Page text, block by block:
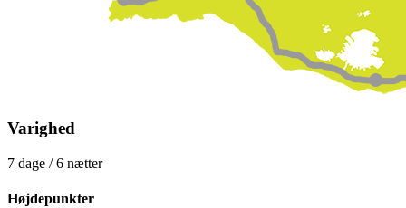
Varighed
7 dage / 6 nætter
Højdepunkter